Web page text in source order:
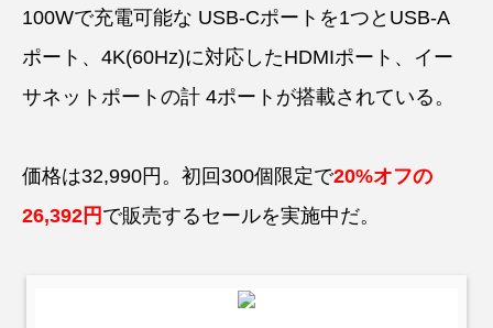
100Wで充電可能な USB-Cポートを1つとUSB-A
ポート、4K(60Hz)に対応したHDMIポート、イー
サネットポートの計 4ポートが搭載されている。
価格は32,990円。初回300個限定で20%オフの
26,392円 で販売するセールを実施中だ。